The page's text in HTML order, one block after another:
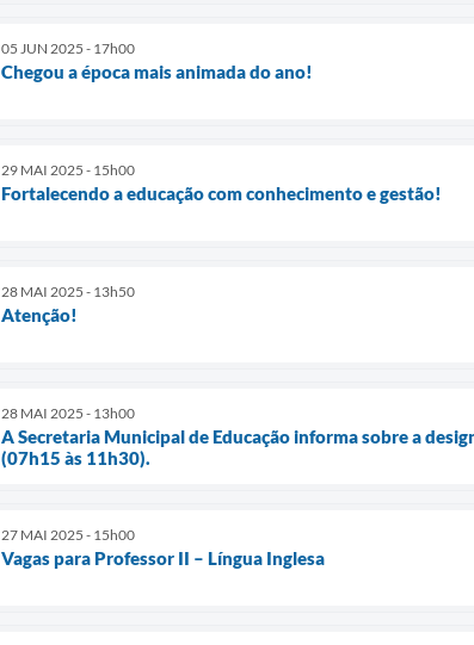
05 JUN 2025 - 17h00
Chegou a época mais animada do ano!
29 MAI 2025 - 15h00
Fortalecendo a educação com conhecimento e gestão!
28 MAI 2025 - 13h50
Atenção!
28 MAI 2025 - 13h00
A Secretaria Municipal de Educação informa sobre a
(07h15 às 11h30).
27 MAI 2025 - 15h00
Vagas para Professor II – Língua Inglesa